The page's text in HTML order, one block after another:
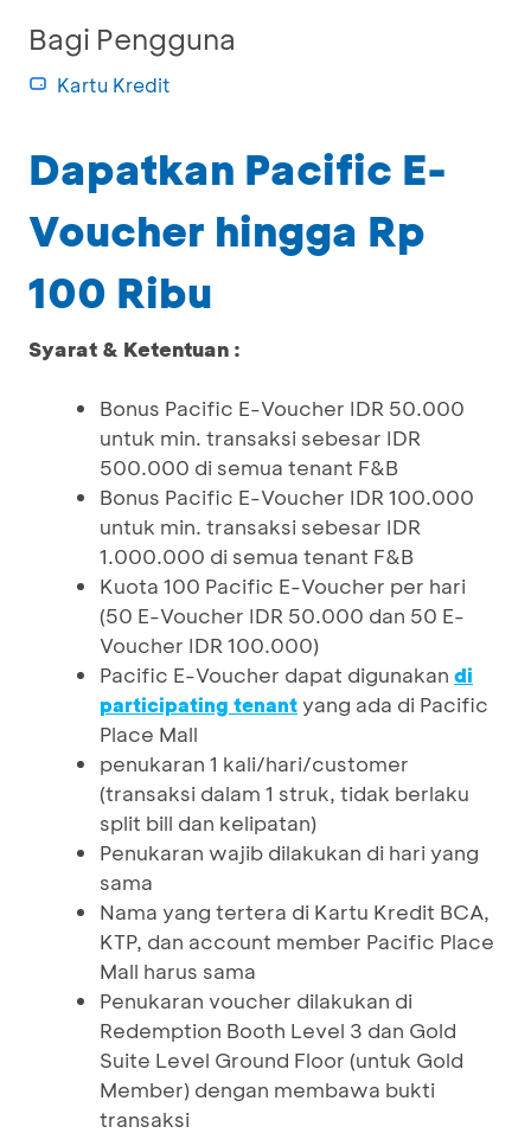
Bagi Pengguna
Kartu Kredit
Dapatkan Pacific E-
Voucher hingga Rp
100 Ribu
Syarat & Ketentuan :
Bonus Pacific E-Voucher IDR 50.000
untuk min. transaksi sebesar IDR
500.000 di semua tenant F&B
Bonus Pacific E-Voucher IDR 100.000
untuk min. transaksi sebesar IDR
1.000.000 di semua tenant F&B
Kuota 100 Pacific E-Voucher per hari
(50 E-Voucher IDR 50.000 dan 50 E-
Voucher IDR 100.000)
Pacific E-Voucher dapat digunakan di
participating tenant yang ada di Pacific
Place Mall
penukaran 1 kali/hari/customer
(transaksi dalam 1 struk, tidak berlaku
split bill dan kelipatan)
Penukaran wajib dilakukan di hari yang
sama
Nama yang tertera di Kartu Kredit BCA,
KTP, dan account member Pacific Place
Mall harus sama
Penukaran voucher dilakukan di
Redemption Booth Level 3 dan Gold
Suite Level Ground Floor (untuk Gold
Member) dengan membawa bukti
transaksi